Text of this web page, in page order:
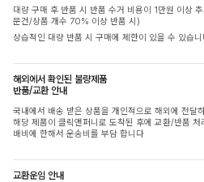
대량 구매 후 반품 시 반품 수거 비용이 1만원 이상
문건/상품 개수 70% 이상 반품 시)
상습적인 대량 반품 시 구매에 제한이 있을 수 있습니
해외에서 확인된 불량제품
반품/교환 안내
국내에서 배송 받은 상품을 개인적으로 해외에 전달
해당 제품이 클릭앤퍼니로 도착된 후에 교환/반품
배비에 한해서 운송비를 부담 합니다
교환운임 안내